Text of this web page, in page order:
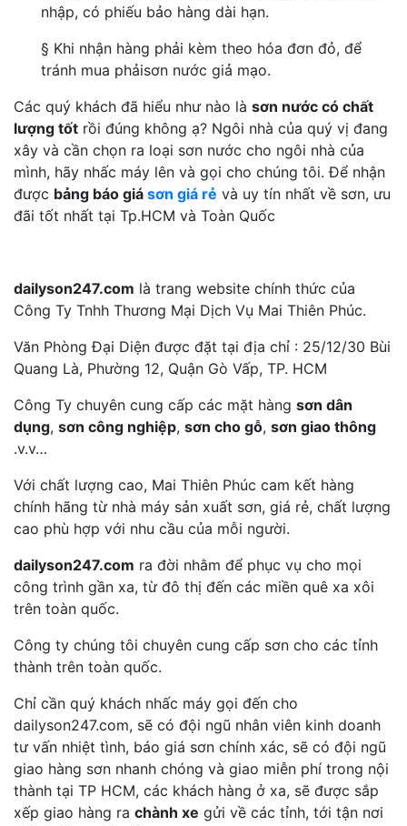
nhập, có phiếu bảo hàng dài hạn.
§ Khi nhận hàng phải kèm theo hóa đơn đỏ, để
tránh mua phảisơn nước giả mạo.
Các quý khách đã hiểu như nào là sơn nước có chất
lượng tốt rồi đúng không ạ? Ngôi nhà của quý vị đang
xây và cần chọn ra loại sơn nước cho ngôi nhà của
mình, hãy nhấc máy lên và gọi cho chúng tôi. Để nhận
được bảng báo giá sơn giá rẻ và uy tín nhất về sơn, ưu
đãi tốt nhất tại Tp.HCM và Toàn Quốc
dailyson247.com là trang website chính thức của
Công Ty Tnhh Thương Mại Dịch Vụ Mai Thiên Phúc.
Văn Phòng Đại Diện được đặt tại địa chỉ : 25/12/30 Bùi
Quang Là, Phường 12, Quận Gò Vấp, TP. HCM
Công Ty chuyên cung cấp các mặt hàng sơn dân
dụng, sơn công nghiệp, sơn cho gỗ, sơn giao thông
.v.v…
Với chất lượng cao, Mai Thiên Phúc cam kết hàng
chính hãng từ nhà máy sản xuất sơn, giá rẻ, chất lượng
cao phù hợp với nhu cầu của mỗi người.
dailyson247.com ra đời nhằm để phục vụ cho mọi
công trình gần xa, từ đô thị đến các miền quê xa xôi
trên toàn quốc.
Công ty chúng tôi chuyên cung cấp sơn cho các tỉnh
thành trên toàn quốc.
Chỉ cần quý khách nhấc máy gọi đến cho
dailyson247.com, sẽ có đội ngũ nhân viên kinh doanh
tư vấn nhiệt tình, báo giá sơn chính xác, sẽ có đội ngũ
giao hàng sơn nhanh chóng và giao miễn phí trong nội
thành tại TP HCM, các khách hàng ở xa, sẽ được sắp
xếp giao hàng ra chành xe gửi về các tỉnh, tới tận nơi